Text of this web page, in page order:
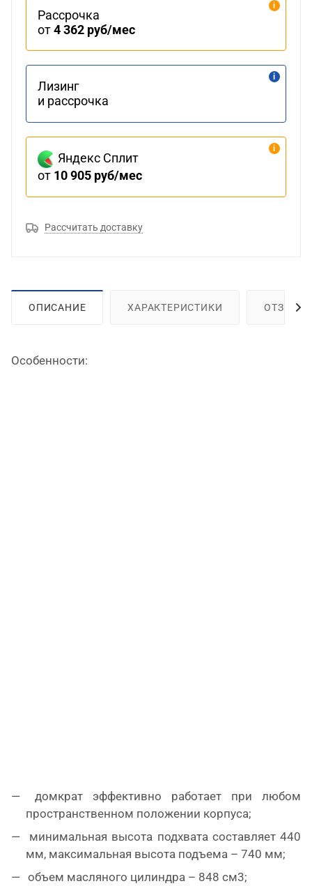
Рассрочка
от4 362 руб/мес
Лизинг
и рассрочка
Яндекс Сплит
от 10 905 руб/мес
Рассчитать доставку
ОПИСАНИЕ ХАРАКТЕРИСТИКИ ОТЗЫВЫ
Особенности:
домкрат эффективно работает при любом
пространственном положении корпуса;
минимальная высота подхвата составляет 440
мм, максимальная высота подъема – 740 мм;
объем масляного цилиндра – 848 см3;